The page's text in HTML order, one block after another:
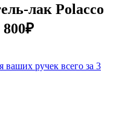
лак Polacco
ваших ручек всего за 3